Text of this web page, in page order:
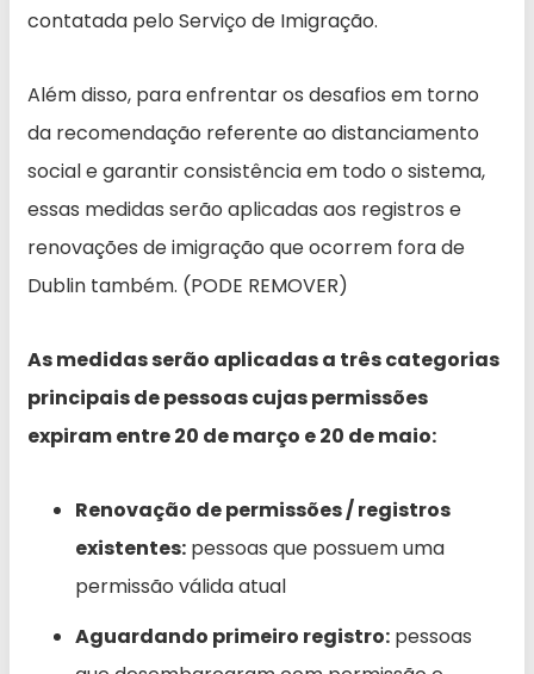
contatada pelo Serviço de Imigração.
Além disso, para enfrentar os desafios em torno
da recomendação referente ao distanciamento
social e garantir consistência em todo o sistema,
essas medidas serão aplicadas aos registros e
renovações de imigração que ocorrem fora de
Dublin também. (PODE REMOVER)
As medidas serão aplicadas a três categorias
principais de pessoas cujas permissões
expiram entre 20 de março e 20 de maio:
Renovação de permissões / registros
existentes: pessoas que possuem uma
permissão válida atual
Aguardando primeiro registro: pessoas